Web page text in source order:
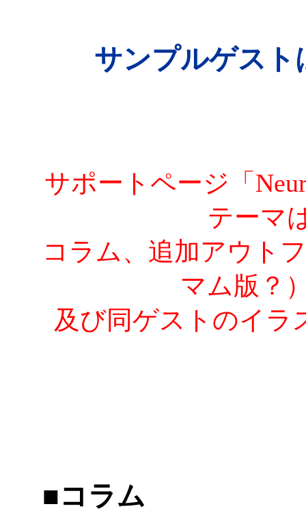
サンプルゲスト
サポートページ「
テーマ
コラム、追加アウト
マム版？
及び同ゲストのイラ
■コラム